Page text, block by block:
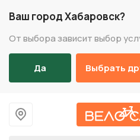
Ваш город Хабаровск?
От выбора зависит выбор
Да Выбрать